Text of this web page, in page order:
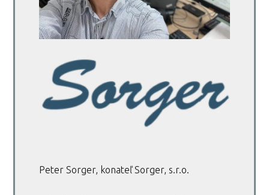
Peter Sorger, konateľ Sorger, s.r.o.